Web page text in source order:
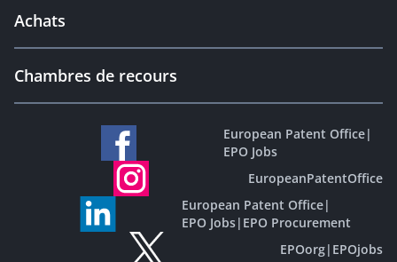
Achats
Chambres de recours
European Patent Office|
EPO Jobs
EuropeanPatentOffice
European Patent Office|
EPO Jobs| EPO Procurement
EPOorg| EPOjobs